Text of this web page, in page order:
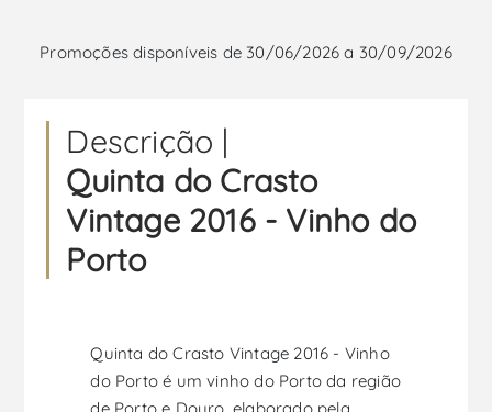
Promoções disponíveis de 30/06/2026 a 30/09/2026
Descrição |
Quinta do Crasto
Vintage 2016 - Vinho do
Porto
Quinta do Crasto Vintage 2016 - Vinho
do Porto é um vinho do Porto da região